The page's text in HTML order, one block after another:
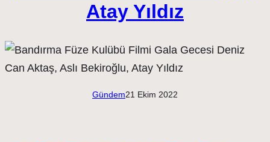
Atay Yıldız
Gündem21 Ekim 2022